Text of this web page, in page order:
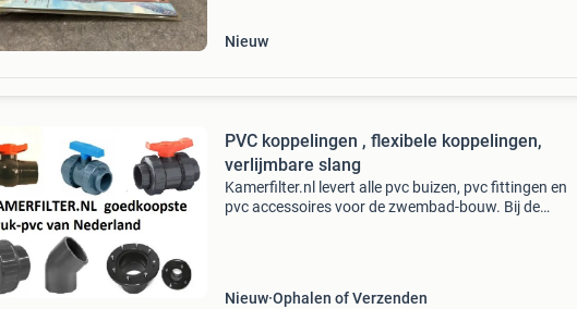
Nieuw
PVC koppelingen , flexibele koppelingen,
verlijmbare slang
Kamerfilter.nl levert alle pvc buizen, pvc fittingen en
pvc accessoires voor de zwembad-bouw. Bij de
Nieuw Ophalen of Verzenden